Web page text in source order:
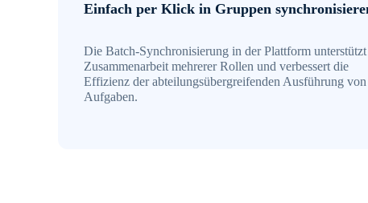
Einfach per Klick in Gruppen
Die Batch-Synchronisierung in der Plattform
Zusammenarbeit mehrerer Rollen und verbessert die
Effizienz der abteilungsübergreifenden Ausführung von
Aufgaben.